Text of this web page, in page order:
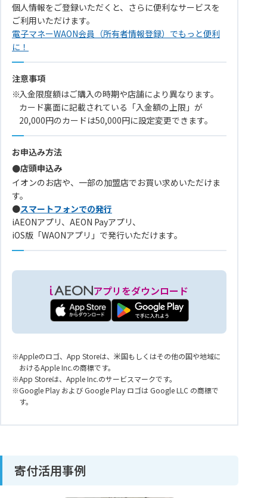
個人情報をご登録いただくと、さらに便利なサービスを
ご利用いただけます。
電子マネーWAON会員（所有者情報登録）でもっと便利
に！
注意事項
入金限度額はご購入の時期や店舗により異なります。
カード裏面に記載されている「入金額の上限」が
20,000円のカードは50,000円に設定変更できます。
お申込み方法
●店頭申込み
イオンのお店や、一部の加盟店でお買い求めいただけま
す。
●スマートフォンでの発行
iAEONアプリ、AEON Payアプリ、
iOS版「WAONアプリ」で発行いただけます。
アプリをダウンロード
Appleのロゴ、App Storeは、米国もしくはその他の国や地域に
おけるApple Inc.の商標です。
App Storeは、Apple Inc.のサービスマークです。
Google Play および Google Play ロゴは Google LLC の商標で
す。
寄付活用事例